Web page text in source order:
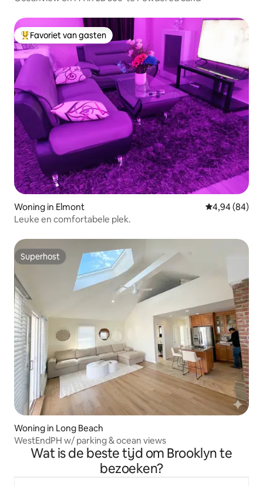
Topfavoriet van gasten
Favoriet van gasten
Woning in Elmont Gemiddelde
4,94 (84)
Leuke en comfortabele plek.
Superhost
Superhost
Woning in Long Beach
WestEndPH w/ parking & ocean views
Wat is de beste tijd om Brooklyn te
bezoeken?